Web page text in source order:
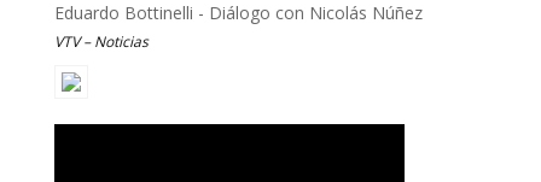
Eduardo Bottinelli - Diálogo con Nicolás Núñez
VTV – Noticias